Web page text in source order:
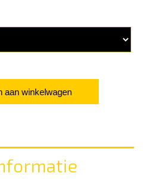
aan winkelwagen